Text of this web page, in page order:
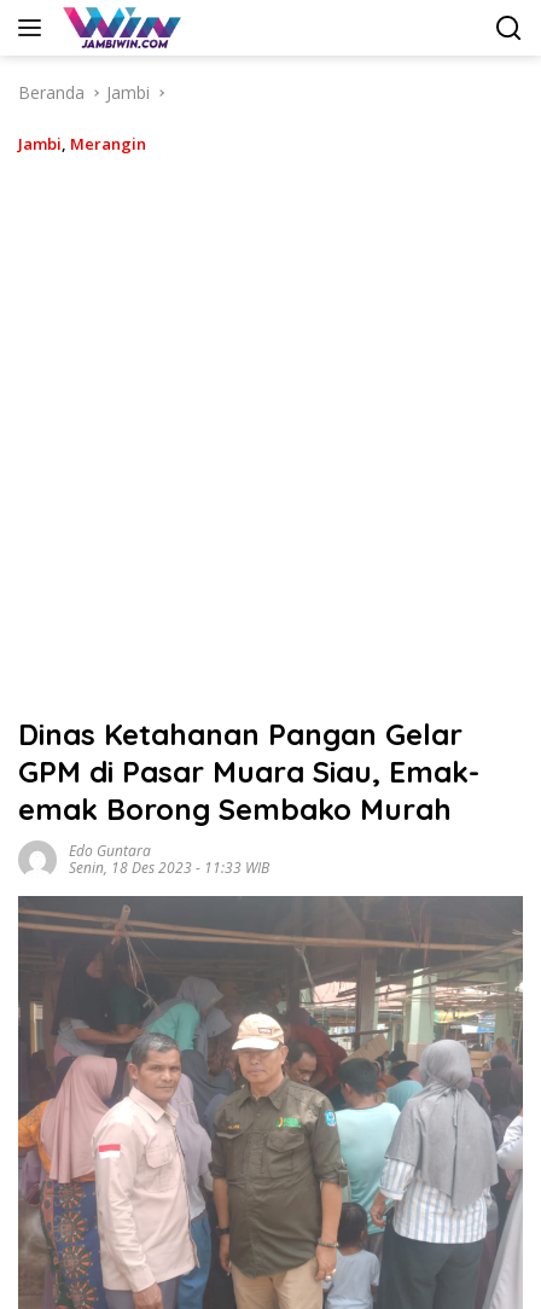
Langsung
Beranda
Jambi
Jambi, Merangin
Dinas Ketahanan Pangan Gelar
GPM di Pasar Muara Siau, Emak-
emak Borong Sembako Murah
Edo Guntara
Senin, 18 Des 2023 - 11:33 WIB